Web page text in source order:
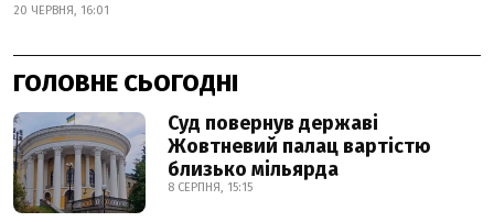
20 ЧЕРВНЯ, 16:01
ГОЛОВНЕ СЬОГОДНІ
Суд повернув державі
Жовтневий палац вартістю
близько мільярда
8 СЕРПНЯ, 15:15